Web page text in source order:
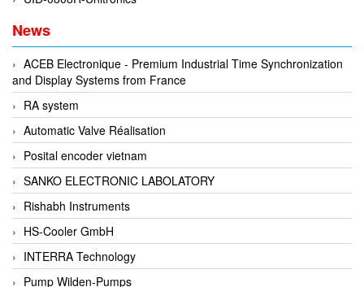
DEMA Engineering/ Foam- IT
DESAX
DET-TRONICS
Deublin
Diakont
Dias Infrared
DINA Elektronik
Dinel
Di-Soric
Di-Soric
Dixon Valve
News
ACEB Electronique - Premium Industrial Time Synchronization
and Display Systems from France
RA system
Automatic Valve Réalisation
Posital encoder vietnam
SANKO ELECTRONIC LABOLATORY
Rishabh Instruments
HS-Cooler GmbH
INTERRA Technology
Pump Wilden-Pumps